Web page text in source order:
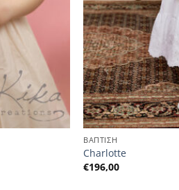
ΒΑΠΤΙΣΗ
Charlotte
€196,00